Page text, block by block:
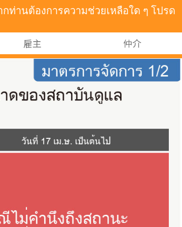
ท่านต้องการความช่วยเหลือใด ๆ โปรด
雇主 仲介